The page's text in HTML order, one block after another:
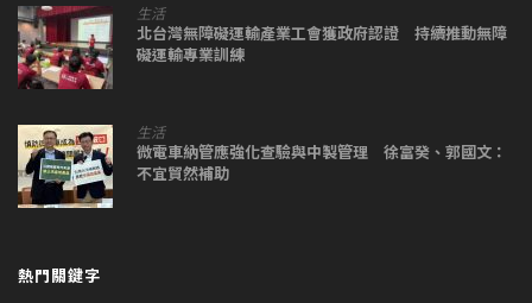
生活
北台灣無障礙運輸產業工會獲政府認證 持續推動無障
礙運輸專業訓練
生活
微電車納管應強化查驗與中製管理 徐富癸、郭國文：
不宜貿然補助
熱門關鍵字